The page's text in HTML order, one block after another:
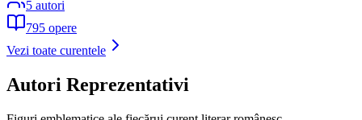
5 autori
795 opere
Vezi toate curentele
Autori Reprezentativi